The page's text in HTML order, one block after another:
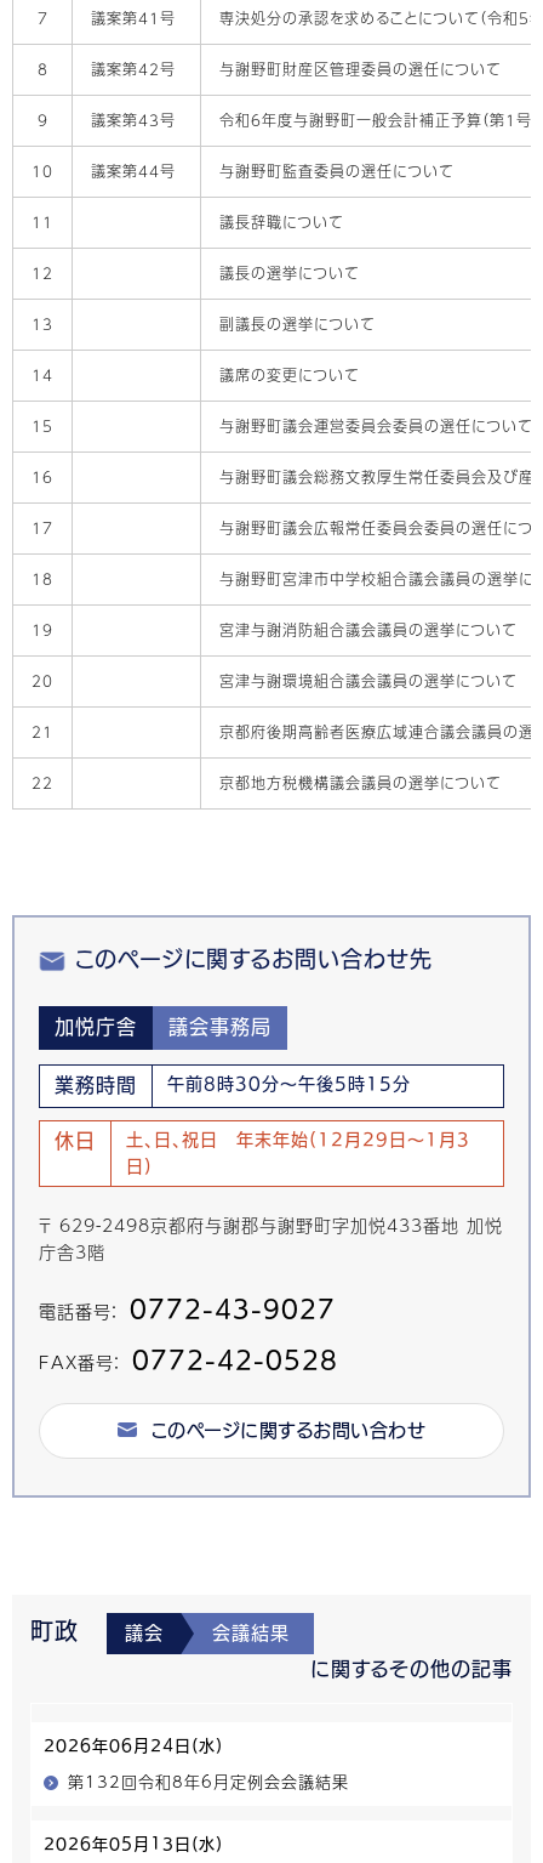
7 議案第41号 専決処分の承認を求めることについて（令和5
8 議案第42号 与謝野町財産区管理委員の選任について
9 議案第43号 令和6年度与謝野町一般会計補正予算（第1号）
10 議案第44号 与謝野町監査委員の選任について
11 議長辞職について
12 議長の選挙について
13 副議長の選挙について
14 議席の変更について
15 与謝野町議会運営委員会委員の選任について
16 与謝野町議会総務文教厚生常任委員会及び
17 与謝野町議会広報常任委員会委員の選任につ
18 与謝野町宮津市中学校組合議会議員の選挙に
19 宮津与謝消防組合議会議員の選挙について
20 宮津与謝環境組合議会議員の選挙について
21 京都府後期高齢者医療広域連合議会議員の選
22 京都地方税機構議会議員の選挙について
このページに関するお問い合わせ先
加悦庁舎 議会事務局
業務時間 午前8時30分～午後5時15分
休日
土、日、祝日 年末年始(12月29日～1月3
日)
〒 629-2498京都府与謝郡与謝野町字加悦433番地 加悦
庁舎3階
電話番号： 0772-43-9027
FAX番号： 0772-42-0528
このページに関するお問い合わせ
町政 議会 会議結果
に関するその他の記事
2026年06月24日(水)
第132回令和8年6月定例会会議結果
2026年05月13日(水)